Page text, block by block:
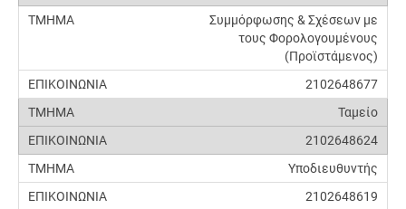
Συμμόρφωσης & Σχέσεων με
τους Φορολογουμένους
(Προϊστάμενος)
2102648677
Ταμείο
2102648624
Υποδιευθυντής
2102648619